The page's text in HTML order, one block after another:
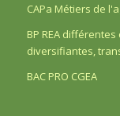
CAPa Métiers de
BP REA
diversifiantes,
BAC PRO CGEA